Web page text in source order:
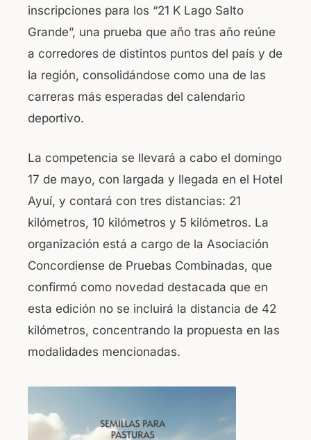
inscripciones para los “21 K Lago Salto
Grande”, una prueba que año tras año reúne
a corredores de distintos puntos del país y de
la región, consolidándose como una de las
carreras más esperadas del calendario
deportivo.
La competencia se llevará a cabo el domingo
17 de mayo, con largada y llegada en el Hotel
Ayuí, y contará con tres distancias: 21
kilómetros, 10 kilómetros y 5 kilómetros. La
organización está a cargo de la Asociación
Concordiense de Pruebas Combinadas, que
confirmó como novedad destacada que en
esta edición no se incluirá la distancia de 42
kilómetros, concentrando la propuesta en las
modalidades mencionadas.